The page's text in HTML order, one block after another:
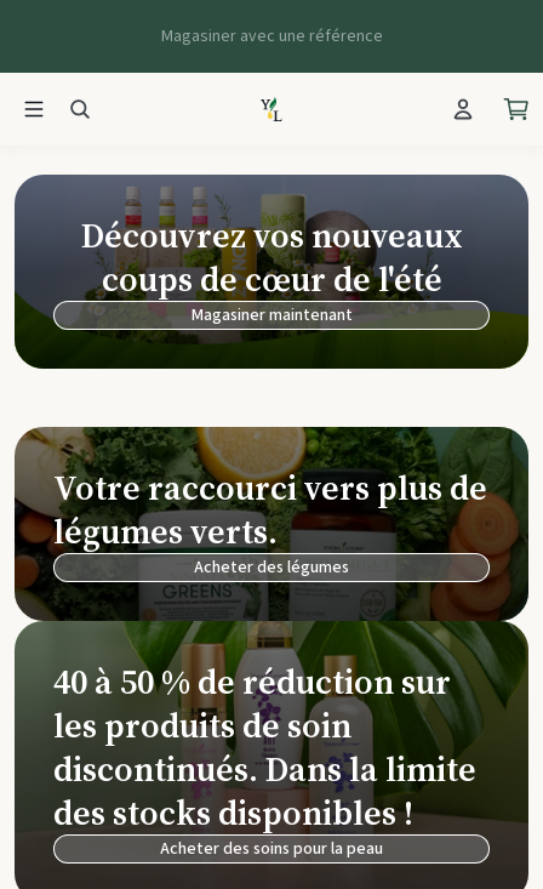
Magasiner avec une référence
Young Living
Découvrez vos nouveaux
coups de cœur de l'été
Magasiner maintenant
Votre raccourci vers plus de
légumes verts.
Acheter des légumes
40 à 50 % de réduction sur
les produits de soin
discontinués. Dans la limite
des stocks disponibles !
Acheter des soins pour la peau